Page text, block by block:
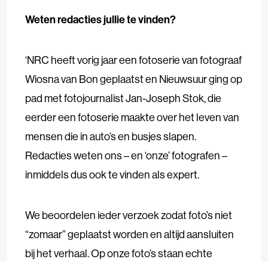
Weten redacties jullie te vinden?
‘NRC heeft vorig jaar een fotoserie van fotograaf
Wiosna van Bon geplaatst en Nieuwsuur ging op
pad met fotojournalist Jan-Joseph Stok, die
eerder een fotoserie maakte over het leven van
mensen die in auto’s en busjes slapen.
Redacties weten ons – en ‘onze’ fotografen –
inmiddels dus ook te vinden als expert.
We beoordelen ieder verzoek zodat foto’s niet
“zomaar” geplaatst worden en altijd aansluiten
bij het verhaal. Op onze foto’s staan echte